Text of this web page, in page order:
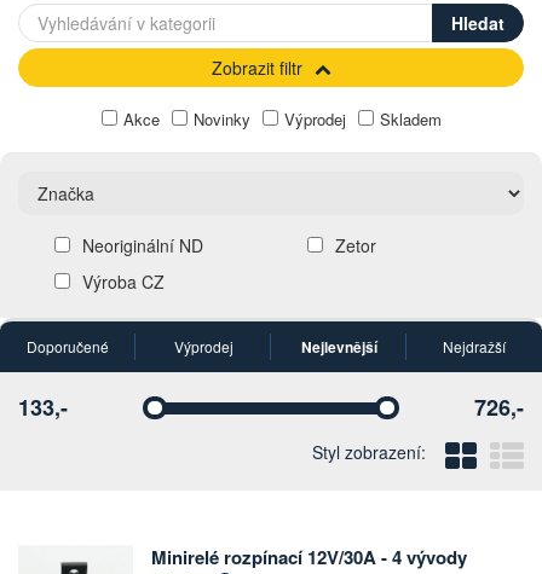
Zobrazit filtr
Akce Novinky Výprodej Skladem
Neoriginální ND
Zetor
Výroba CZ
Doporučené Výprodej Nejlevnější Nejdražší
Vyberte Vyberte
133,- 726,-
Styl zobrazení:
Minirelé rozpínací 12V/30A - 4 vývody
Počet